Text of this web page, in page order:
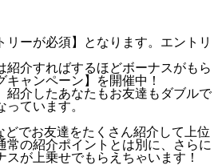
ーが必須】となります。エントリ
紹介すればするほどボーナスがもら
キャンペーン】を開催中！
紹介したあなたもお友達もダブルで
ています。
どでお友達をたくさん紹介して上位
常の紹介ポイントとは別に、さらに
が上乗せでもらえちゃいます！